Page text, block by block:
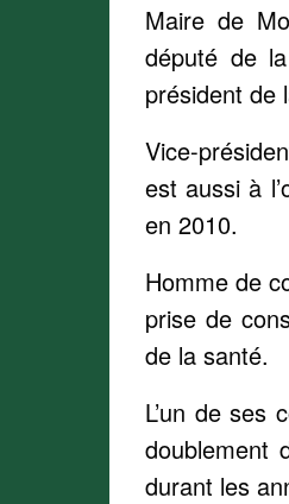
Maire de
député de
président de
Vice-
est aussi à
en 2010.
Homme de
prise de
de la santé.
L’un de ses
doublement
durant les